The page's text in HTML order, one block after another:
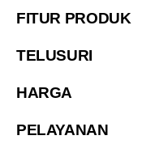
FITUR PRODUK
TELUSURI
HARGA
PELAYANAN
繁體中文(香港)
Việt Nam (Tiếng Việt)